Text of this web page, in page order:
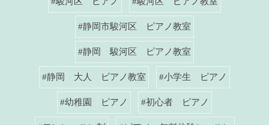
#静岡市駿河区 ピアノ教室
#静岡 駿河区 ピアノ教室
#静岡 大人 ピアノ教室 #小学生 ピアノ
#幼稚園 ピアノ #初心者 ピアノ